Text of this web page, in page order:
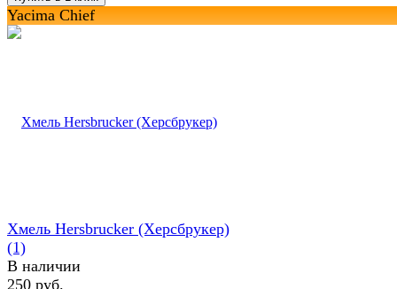
Yacima Chief
Хмель Hersbrucker (Херсбрукер)
(1)
В наличии
250 руб.